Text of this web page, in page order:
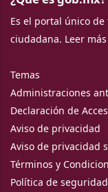
Es el portal único
ciudadana. Leer más
Temas
Administraciones
Declaración de
Aviso de privacidad
Aviso de privacidad
Términos y
Política de seguridad